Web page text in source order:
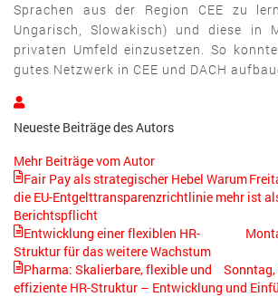
Sprachen aus der Region CEE zu
Ungarisch, Slowakisch) und diese in
privaten Umfeld einzusetzen. So
gutes Netzwerk in CEE und DACH
Paul
Stricker
Neueste Beiträge des Autors
Mehr Beiträge vom Autor
Fair Pay als strategischer Hebel Warum
die EU-Entgelttransparenzrichtlinie mehr ist
Berichtspflicht
Entwicklung einer flexiblen HR-
Struktur für das weitere Wachstum
Sonntag,
Pharma: Skalierbare, flexible und
effiziente HR-Struktur – Entwicklung und